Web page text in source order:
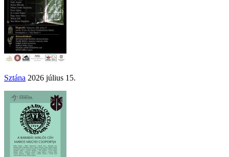
Sztána 2026 július 15.